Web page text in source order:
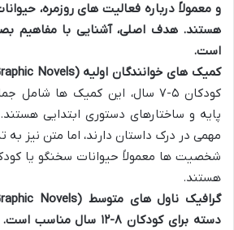
و معمولاً درباره فعالیت های روزمره،
هستند. هدف اصلی، آشنایی با مفاهیم
است.
کمیک های خوانندگان اولیه (Early Readers Graphic Novels):
کودکان ۵-۷ سال، این کمیک ها شامل
پایه و ساختارهای دستوری ابتدایی
مهمی در درک داستان دارند، اما متن نیز
شخصیت ها معمولاً حیوانات سخنگو یا
هستند.
گرافیک ناول های متوسط (Middle Grade Graphic Novels):
دسته برای کودکان ۸-۱۲